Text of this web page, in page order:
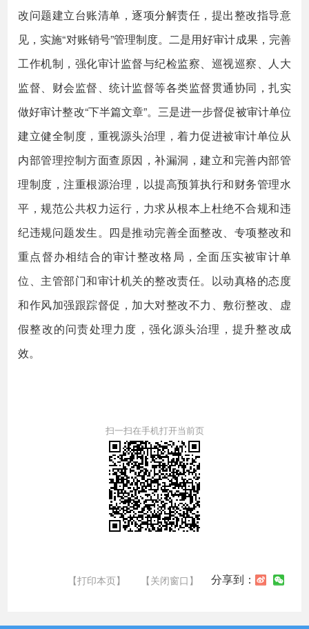
改问题建立台账清单，逐项分解责任，提出整改指导意
见，实施“对账销号”管理制度。二是用好审计成果，完善
工作机制，强化审计监督与纪检监察、巡视巡察、人大
监督、财会监督、统计监督等各类监督贯通协同，扎实
做好审计整改“下半篇文章”。三是进一步督促被审计单位
建立健全制度，重视源头治理，着力促进被审计单位从
内部管理控制方面查原因，补漏洞，建立和完善内部管
理制度，注重根源治理，以提高预算执行和财务管理水
平，规范公共权力运行，力求从根本上杜绝不合规和违
纪违规问题发生。四是推动完善全面整改、专项整改和
重点督办相结合的审计整改格局，全面压实被审计单
位、主管部门和审计机关的整改责任。以动真格的态度
和作风加强跟踪督促，加大对整改不力、敷衍整改、虚
假整改的问责处理力度，强化源头治理，提升整改成
效。
扫一扫在手机打开当前页
【打印本页】 【关闭窗口】 分享到：